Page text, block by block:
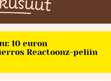
10 euron
Reactoonz-peliin